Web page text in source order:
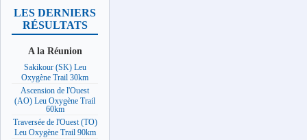
LES DERNIERS
RÉSULTATS
A la Réunion
Sakikour (SK) Leu
Oxygène Trail 30km
Ascension de l'Ouest
(AO) Leu Oxygène Trail
60km
Traversée de l'Ouest (TO)
Leu Oxygène Trail 90km